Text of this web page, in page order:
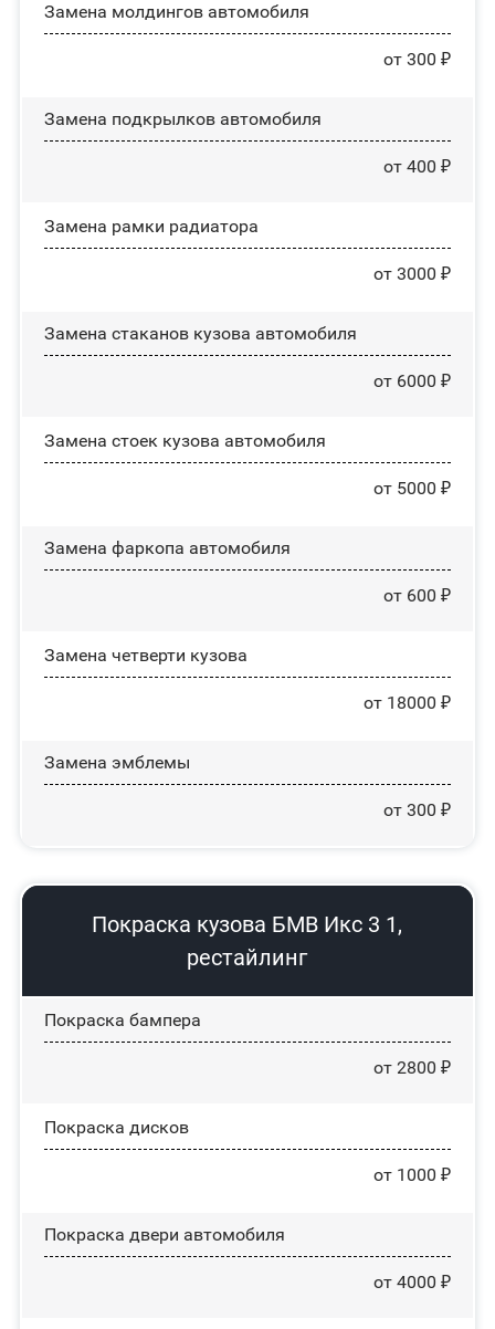
Замена молдингов автомобиля
от 300 ₽
Замена пoдĸpылĸoв автомобиля
от 400 ₽
Замена рамки радиатора
от 3000 ₽
Замена стаканов кузова автомобиля
от 6000 ₽
Замена стоек кузова автомобиля
от 5000 ₽
Замена фаркопа автомобиля
от 600 ₽
Замена четверти кузова
от 18000 ₽
Замена эмблемы
от 300 ₽
Покраска кузова БМВ Икс 3 1,
рестайлинг
Покраска бампера
от 2800 ₽
Покраска дисков
от 1000 ₽
Покраска двери автомобиля
от 4000 ₽